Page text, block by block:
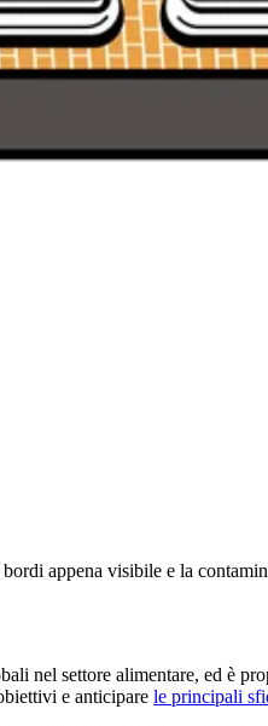
appena visibile e la
nel settore alimentare, ed è
e anticipare le principali